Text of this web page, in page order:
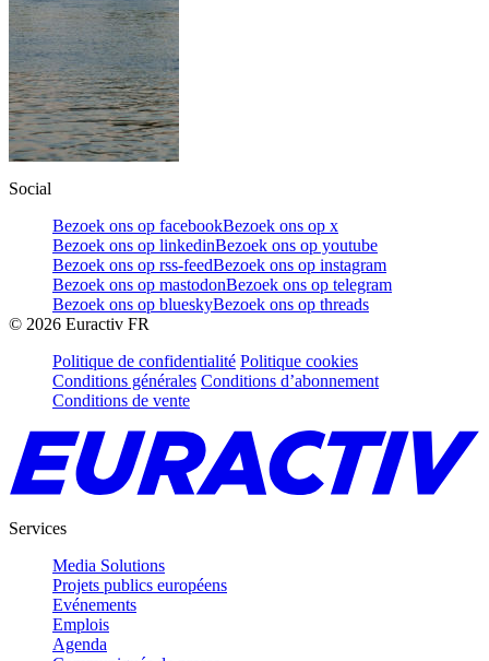
Social
Bezoek ons op facebookBezoek ons op x
Bezoek ons op linkedinBezoek ons op youtube
Bezoek ons op rss-feedBezoek ons op instagram
Bezoek ons op mastodonBezoek ons op telegram
Bezoek ons op blueskyBezoek ons op threads
© 2026 Euractiv FR
Politique de confidentialité Politique cookies
Conditions générales Conditions d’abonnement
Conditions de vente
Services
Media Solutions
Projets publics européens
Evénements
Emplois
Agenda